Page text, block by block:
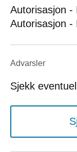
Autorisasjon -
Autorisasjon -
Advarsler
Sjekk